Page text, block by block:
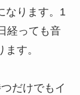
なります。1
経っても音
す。
だけでもイ